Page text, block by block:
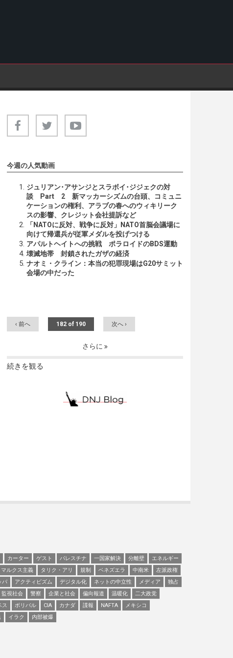
今週の人気動画
ジュリアン･アサンジとスラボイ･ジジェクの対
談 Part 2 新マッカーシズムの台頭、コミュニ
ケーションの権利、アラブの春へのウィキリーク
スの影響、クレジット会社提訴など
「NATOに反対、戦争に反対」NATO首脳会議場に
向けて帰還兵が従軍メダルを投げつける
アパルトヘイトへの挑戦 ポラロイドのBDS運動
壊滅地帯 封鎖されたガザの経済
ナオミ・クライン：本当の犯罪現場はG20サミット
会場の中だった
‹ 前へ 182 of 190 次へ ›
さらに
続きを観る
カーター ゲスト パレスチナ 一国家解決 分離壁
エネルギー
マルクス主義 タリク・アリ 規制 ベネズエラ 中南米
左派政権
パ アクティビズム デジタル化 ネットの中立性 メディア
独占
監視社会 警察 企業と社会 偏向報道 温暖化
二大政党
ス ボリバル CIA カナダ 諜報 NAFTA
メキシコ
イラク 内部被爆